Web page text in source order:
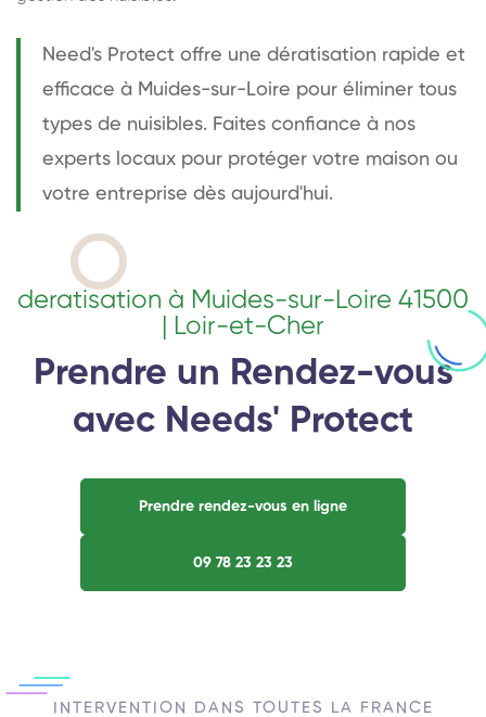
Need's Protect offre une dératisation rapide et
efficace à Muides-sur-Loire pour éliminer tous
types de nuisibles. Faites confiance à nos
experts locaux pour protéger votre maison ou
votre entreprise dès aujourd'hui.
deratisation à Muides-sur-Loire 41500
| Loir-et-Cher
Prendre un Rendez-vous
avec Needs' Protect
Prendre rendez-vous en ligne
09 78 23 23 23
INTERVENTION DANS TOUTES LA FRANCE